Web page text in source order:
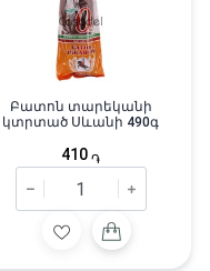
Բատոն տարեկանի
կտրտած Սևանի 490գ
410 ֏